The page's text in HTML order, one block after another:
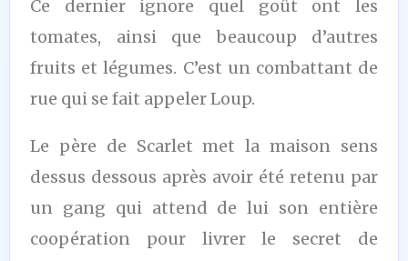
Ce dernier ignore quel goût ont les
tomates, ainsi que beaucoup d’autres
fruits et légumes. C’est un combattant de
rue qui se fait appeler Loup.
Le père de Scarlet met la maison sens
dessus dessous après avoir été retenu par
un gang qui attend de lui son entière
coopération pour livrer le secret de